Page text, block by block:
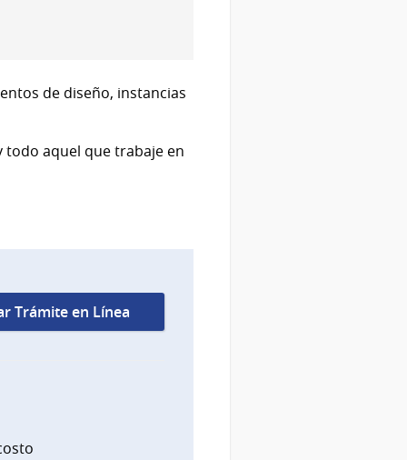
de diseño, instancias
aquel que trabaje en
Trámite en Línea